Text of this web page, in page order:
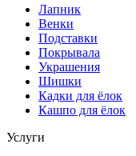
Лапник
Венки
Подставки
Покрывала
Украшения
Шишки
Кадки для ёлок
Кашпо для ёлок
Услуги